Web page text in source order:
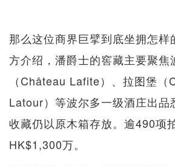
那么这位商界巨擘到底坐拥怎样
方介绍，潘爵士的窖藏主要聚焦
（Château Lafite）、拉图堡（
Latour）等波尔多一级酒庄出品
收藏仍以原木箱存放。逾490项
HK$1,300万。